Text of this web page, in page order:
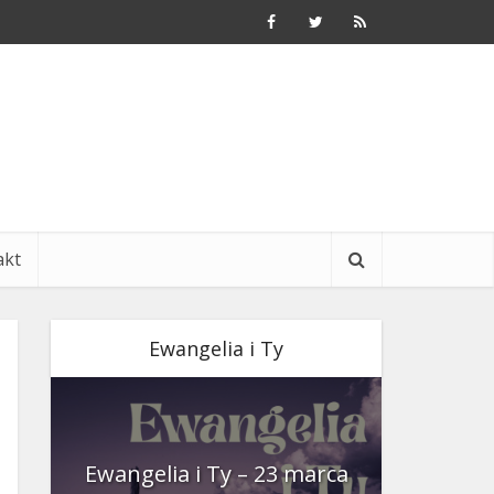
Ewangelia i Ty
Ewangelia i Ty – 23 marca